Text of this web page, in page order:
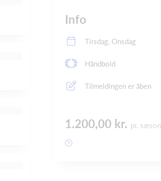
Info
Tirsdag, Onsdag
Håndbold
Tilmeldingen er åben
1.200,00 kr. pr. sæson